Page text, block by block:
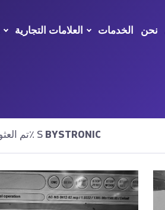
العلامات التجارية الخدمات نحن
تم العثور على نتائج٪ S BYSTRONIC